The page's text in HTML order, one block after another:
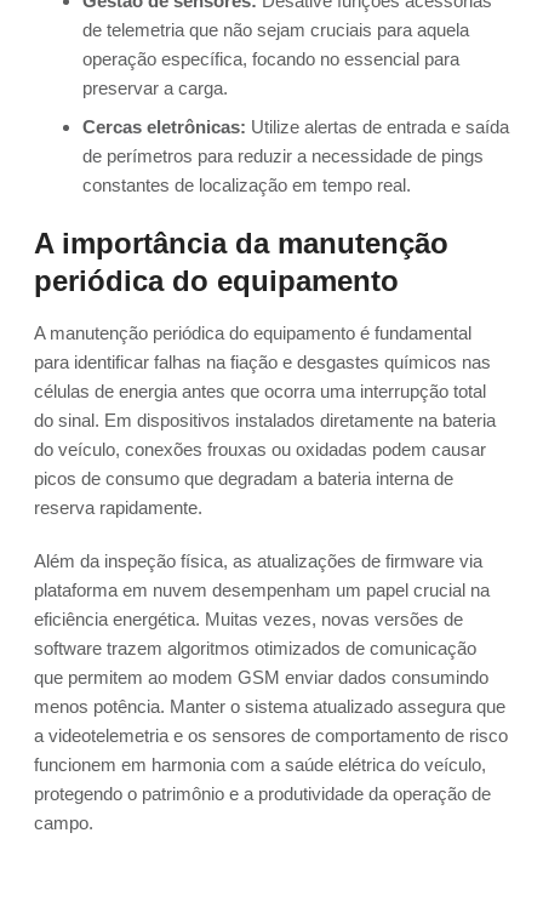
de telemetria que não sejam cruciais para aquela
operação específica, focando no essencial para
preservar a carga.
Cercas eletrônicas: Utilize alertas de entrada e saída
de perímetros para reduzir a necessidade de pings
constantes de localização em tempo real.
A importância da manutenção
periódica do equipamento
A manutenção periódica do equipamento é fundamental
para identificar falhas na fiação e desgastes químicos nas
células de energia antes que ocorra uma interrupção total
do sinal. Em dispositivos instalados diretamente na bateria
do veículo, conexões frouxas ou oxidadas podem causar
picos de consumo que degradam a bateria interna de
reserva rapidamente.
Além da inspeção física, as atualizações de firmware via
plataforma em nuvem desempenham um papel crucial na
eficiência energética. Muitas vezes, novas versões de
software trazem algoritmos otimizados de comunicação
que permitem ao modem GSM enviar dados consumindo
menos potência. Manter o sistema atualizado assegura que
a videotelemetria e os sensores de comportamento de risco
funcionem em harmonia com a saúde elétrica do veículo,
protegendo o patrimônio e a produtividade da operação de
campo.